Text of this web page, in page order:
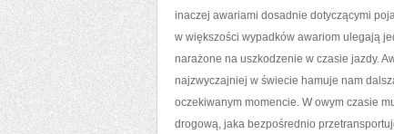
inaczej awariami dosadnie dotyczącymi
w większości wypadków awariom ulegają
narażone na uszkodzenie w czasie jazdy.
najzwyczajniej w świecie hamuje nam
oczekiwanym momencie. W owym czasie
drogową, jaka bezpośrednio